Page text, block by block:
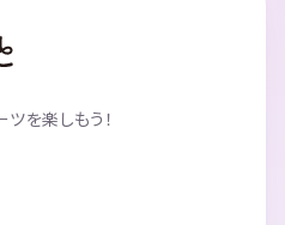
を楽しもう！